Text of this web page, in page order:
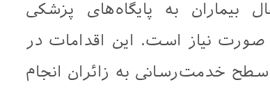
به پایگاه‌های پزشکی
نیاز است. این اقدامات در
خدمت‌رسانی به زائران انجام